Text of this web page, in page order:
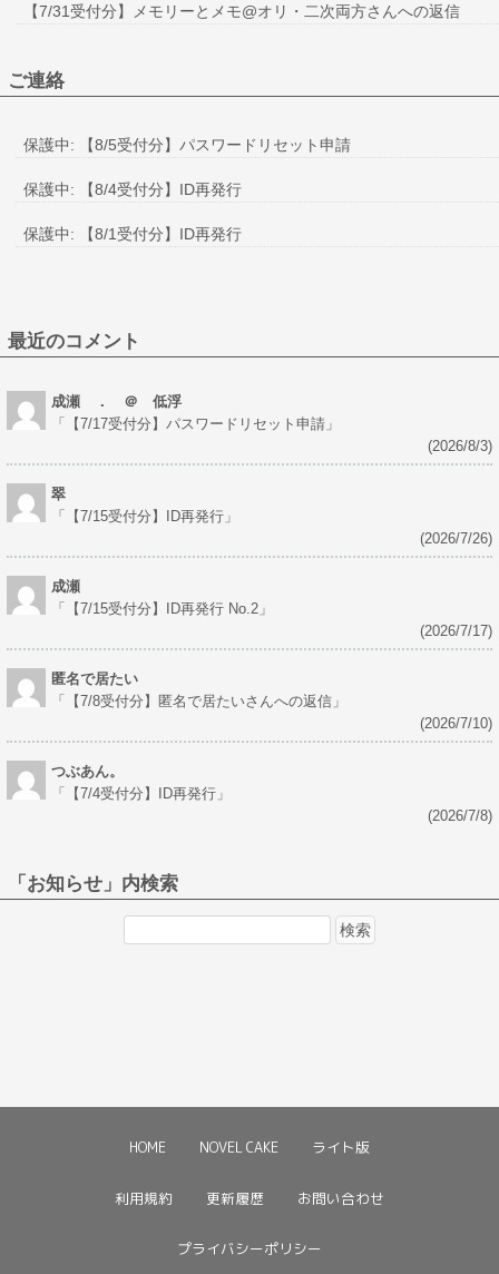
【7/31受付分】メモリーとメモ@オリ・二次両方さんへの返信
ご連絡
保護中: 【8/5受付分】パスワードリセット申請
保護中: 【8/4受付分】ID再発行
保護中: 【8/1受付分】ID再発行
最近のコメント
成瀬 ． ＠ 低浮
「
【7/17受付分】パスワードリセット申請 」
(2026/8/3)
翠
「
【7/15受付分】ID再発行 」
(2026/7/26)
成瀬
「
【7/15受付分】ID再発行 No.2 」
(2026/7/17)
匿名で居たい
「
【7/8受付分】匿名で居たいさんへの返信 」
(2026/7/10)
つぶあん。
「
【7/4受付分】ID再発行 」
(2026/7/8)
「お知らせ」内検索
HOME NOVEL CAKE ライト版
利用規約 更新履歴 お問い合わせ
プライバシーポリシー